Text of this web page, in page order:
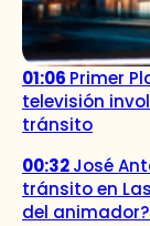
01:06 Primer
televisión
tránsito
00:32José
tránsito en
del animador?